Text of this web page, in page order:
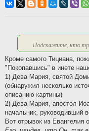
Подскажите, кто
Кроме самого Тициана,
"Покопавшись" в инете
1) Дева Мария, святой
(обнаружил несколько
описанию картины)
2) Дева Мария, апостол
начальник, руководивший
Вот отрывок из Евангелия